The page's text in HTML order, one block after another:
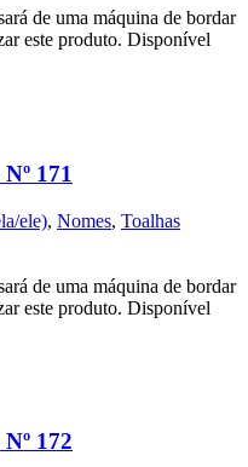
de uma máquina de bordar
este produto. Disponível
171
ele), Nomes, Toalhas
de uma máquina de bordar
este produto. Disponível
172